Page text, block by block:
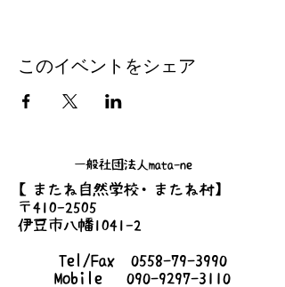
ます。みんなで夜桜も楽しみましょう。
2023/5/20(土)
2023/6/17(土)
2023/11/25(土)
2023/6/17(土)
2023/12/16(土)
8:00am-10:00am
このイベントをシェア
一般社団法人mata-ne
【またね自然学校・またね村】
〒410-2505
伊豆市八幡1041-2
Tel/Fax0558-79-3990
Mobile 090-9297-3110